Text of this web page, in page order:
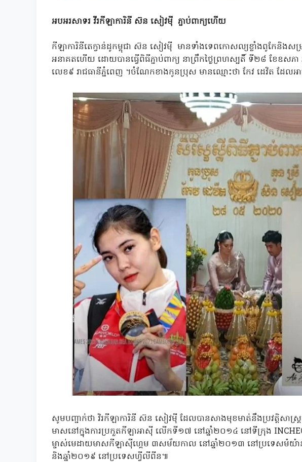
អបអរសាទរ វីរកីឡាការិនី ស៊ន សៀវម៉ី ភ្ចាប់ពាក្យហើយ
កីឡាការិនីតេក្វាន់ដូកម្ពុជា ស៊ន សៀវម៉ី មានទាំងទេពកោសល្យខ្លាំងពូកែនិ
អនាគតហើយ ដោយបានធ្វើពិធីភ្ជាប់ពាក្យ នាព្រឹកថ្ងៃព្រហស្បតិ៍ ទី២៨ ខែឧសភា
លេខ៩ រាជធានីភ្នំពេញ ។ចំណែកខាងកូនប្រុស មានឈ្មោះថា កែវ ដេវិត ដែលអ
សូមបញ្ជាក់ថា វិរកីឡាការិនី ស៊ន សៀវម៉ី ដែលបានសាងមុខមាត់នឹងប្រវត្តិសាស្រ្
មាសនៅក្នុងការប្រកួតកីឡាអាស៊ី លើកទី១៧ នៅឆ្នាំ២០១៤ នៅទីក្រុង
ម្ចាស់មេដាយមាសកីឡាស៊ីហ្គេម ៣សម័យកាល នៅឆ្នាំ២០១៣ នៅប្រទេសម៉យ៉
និងឆ្នាំ២០១៩ នៅប្រទេសហី្វលីពីន៕